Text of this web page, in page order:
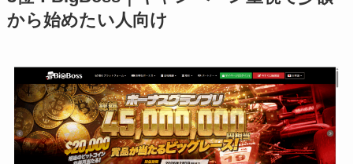
から始めたい人向け